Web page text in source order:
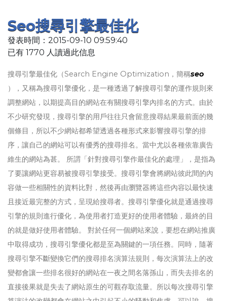
Seo搜尋引擎最佳化
發表時間：2015-09-10 09:59:40
已有 1770 人讀過此信息
搜尋引擎最佳化（Search Engine Optimization，簡稱seo
），又稱為搜尋引擎優化，是一種透過了解搜尋引擎的運作規則來
調整網站，以期提高目的網站在有關搜尋引擎內排名的方式。由於
不少研究發現，搜尋引擎的用戶往往只會留意搜尋結果最前面的幾
個條目，所以不少網站都希望透過各種形式來影響搜尋引擎的排
序，讓自己的網站可以有優秀的搜尋排名。當中尤以各種依靠廣告
維生的網站為甚。 所謂「針對搜尋引擎作最佳化的處理」，是指為
了要讓網站更容易被搜尋引擎接受。搜尋引擎會將網站彼此間的內
容做一些相關性的資料比對，然後再由瀏覽器將這些內容以最快速
且接近最完整的方式，呈現給搜尋者。搜尋引擎優化就是通過搜尋
引擎的規則進行優化，為使用者打造更好的使用者體驗，最終的目
的就是做好使用者體驗。 對於任何一個網站來說，要想在網站推廣
中取得成功，搜尋引擎優化都是至為關鍵的一項任務。同時，隨著
搜尋引擎不斷變換它們的搜尋排名演算法規則，每次演算法上的改
變都會讓一些排名很好的網站在一夜之間名落孫山，而失去排名的
直接後果就是失去了網站原生的可觀存取流量。所以每次搜尋引擎